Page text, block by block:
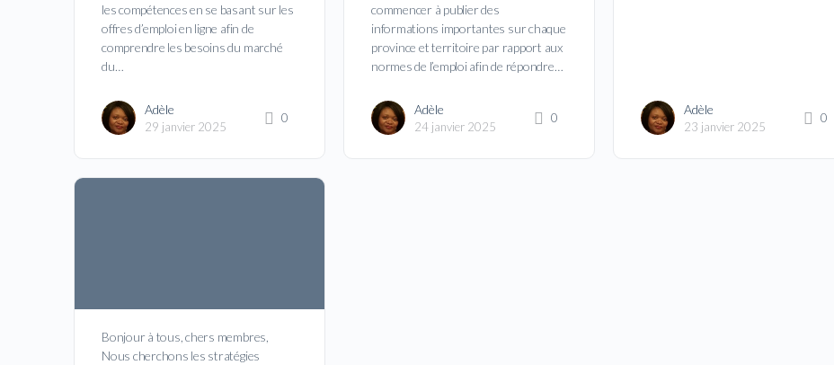
les compétences en se basant sur les
offres d’emploi en ligne afin de
comprendre les besoins du marché
du…
Adèle
29 janvier 2025
0
commencer à publier des
informations importantes sur chaque
province et territoire par rapport aux
normes de l’emploi afin de répondre…
Adèle
24 janvier 2025
0
Adèle
23 janvier 2025
0
Bonjour à tous, chers membres,
Nous cherchons les stratégies